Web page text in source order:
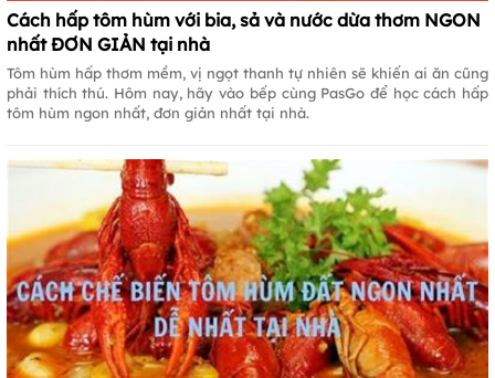
Cách hấp tôm hùm với bia, sả và nước dừa thơm NGON
nhất ĐƠN GIẢN tại nhà
Tôm hùm hấp thơm mềm, vị ngọt thanh tự nhiên sẽ khiến ai ăn cũng
phải thích thú. Hôm nay, hãy vào bếp cùng PasGo để học cách hấp
tôm hùm ngon nhất, đơn giản nhất tại nhà.